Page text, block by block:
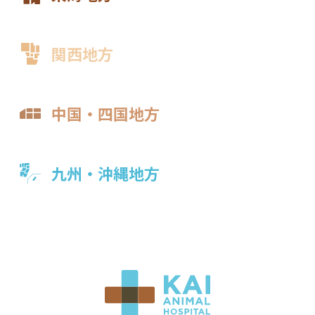
関西地方
中国・四国地方
九州・沖縄地方